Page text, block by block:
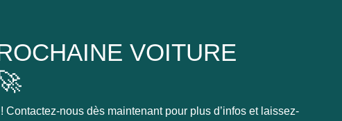
VOITURE
nous dès maintenant pour plus d’infos et laissez-